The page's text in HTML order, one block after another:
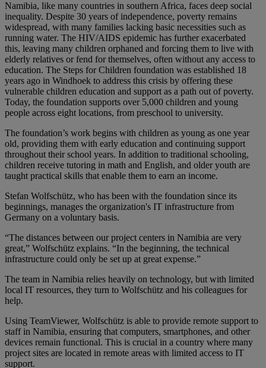
Namibia, like many countries in southern Africa, faces deep social
inequality. Despite 30 years of independence, poverty remains
widespread, with many families lacking basic necessities such as
running water. The HIV/AIDS epidemic has further exacerbated
this, leaving many children orphaned and forcing them to live with
elderly relatives or fend for themselves, often without any access to
education. The Steps for Children foundation was established 18
years ago in Windhoek to address this crisis by offering these
vulnerable children education and support as a path out of poverty.
Today, the foundation supports over 5,000 children and young
people across eight locations, from preschool to university.
The foundation’s work begins with children as young as one year
old, providing them with early education and continuing support
throughout their school years. In addition to traditional schooling,
children receive tutoring in math and English, and older youth are
taught practical skills that enable them to earn an income.
Stefan Wolfschütz, who has been with the foundation since its
beginnings, manages the organization's IT infrastructure from
Germany on a voluntary basis.
“The distances between our project centers in Namibia are very
great,” Wolfschütz explains. “In the beginning, the technical
infrastructure could only be set up at great expense.”
The team in Namibia relies heavily on technology, but with limited
local IT resources, they turn to Wolfschütz and his colleagues for
help.
Using TeamViewer, Wolfschütz is able to provide remote support to
staff in Namibia, ensuring that computers, smartphones, and other
devices remain functional. This is crucial in a country where many
project sites are located in remote areas with limited access to IT
support.